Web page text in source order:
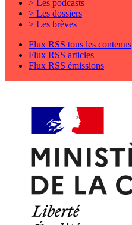
> Les podcasts
> Les dossiers
> Les brèves
Flux RSS tous les contenus
Flux RSS articles
Flux RSS émissions